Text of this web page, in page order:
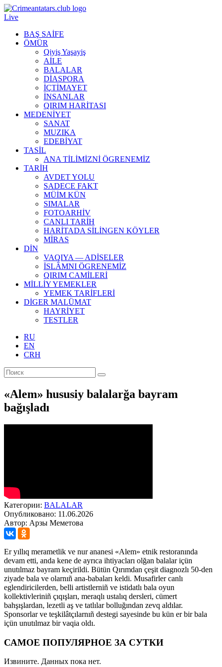
Live
BAŞ SAİFE
ÖMÜR
Qiyiş Yaşayiş
AİLE
BALALAR
DİASPORA
İÇTİMAYET
İNSANLAR
QIRIM HARİTASI
MEDENİYET
SANAT
MUZIKA
EDEBİYAT
TASİL
ANA TİLİMİZNİ ÖGRENEMİZ
TARİH
AVDET YOLU
SADECE FAKT
MÜİM KÜN
SIMАLAR
FOTOARHİV
CANLI TARİH
HARİTADA SİLİNGEN KÖYLER
MİRAS
DİN
VAQIYA — ADİSELER
İSLÂMNI ÖGRENEMİZ
QIRIM CAMİLERİ
MİLLİY YEMEKLER
YEMEK TARİFLERİ
DİGER MALÜMAT
HAYRİYET
TESTLER
RU
EN
CRH
«Alem» hususiy balalarğa bayram
bağışladı
Категории: BALALAR
Опубликовано: 11.06.2026
Автор: Арзы Меметова
Er yıllıq merametlik ve nur ananesi «Alem» etnik restoranında
devam etti, anda kene de ayrıca ihtiyacları olğan balalar içün
unutılmaz bayram keçirildi. Bütün Qırımdan çeşit diagnozlı 50-den
ziyade bala ve olarnıñ ana-babaları keldi. Musafirler canlı
eglendiricilerden, belli artistlerniñ ve istidatlı bala oyun
kollektivleriniñ çıqışları, meraqlı ustalıq dersleri, cümert
bahşışlardan, lezetli aş ve tatlılar bolluğından zevq aldılar.
Sponsorlar ve teşkilâtçılarnıñ destegi sayesinde bu kün er bir bala
içün unutılmaz bir vaqia oldı.
САМОЕ ПОПУЛЯРНОЕ ЗА СУТКИ
Извините. Данных пока нет.